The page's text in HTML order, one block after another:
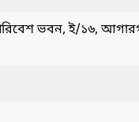
ভবন, ই/১৬,